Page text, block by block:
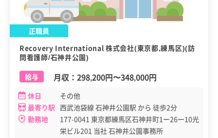
正職員
Recovery International 株式会社(東京都,練馬区)(訪
問看護師/石神井公園)
給与
月収： 298,200円〜348,000円
休日
その他
最寄り駅 西武池袋線 石神井公園駅 から 徒歩2分
勤務地
177-0041 東京都練馬区石神井町1ー26ー10光
栄ビル201 当社 石神井公園事務所